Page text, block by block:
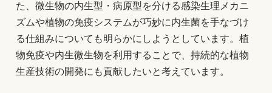
た、微生物の内生型・病原型を分ける感染生理メカニ
ズムや植物の免疫システムが巧妙に内生菌を手なづけ
る仕組みについても明らかにしようとしています。植
物免疫や内生微生物を利用することで、持続的な植物
生産技術の開発にも貢献したいと考えています。